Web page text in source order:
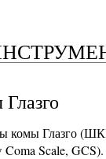
комы Глазго
Scale, GCS).